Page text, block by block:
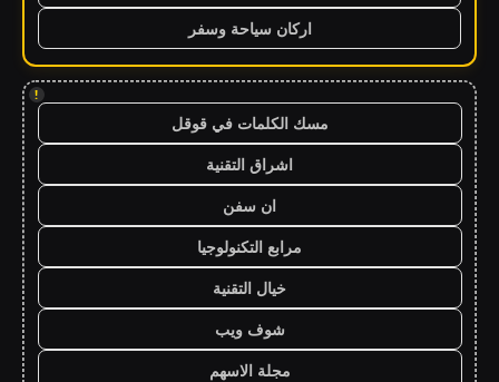
اركان سياحة وسفر
!
مسك الكلمات في قوقل
اشراق التقنية
ان سفن
مرابع التكنولوجيا
خيال التقنية
شوف ويب
مجلة الاسهم